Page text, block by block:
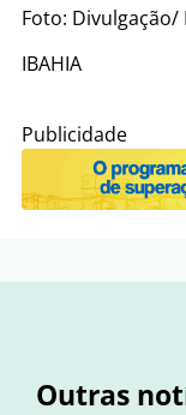
Foto: Divulgação/
IBAHIA
Publicidade
Outras